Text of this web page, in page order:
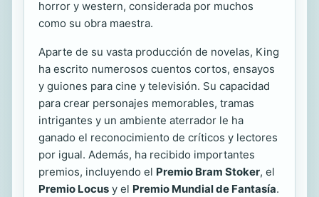
horror y western, considerada por muchos
como su obra maestra.
Aparte de su vasta producción de novelas, King
ha escrito numerosos cuentos cortos, ensayos
y guiones para cine y televisión. Su capacidad
para crear personajes memorables, tramas
intrigantes y un ambiente aterrador le ha
ganado el reconocimiento de críticos y lectores
por igual. Además, ha recibido importantes
premios, incluyendo el Premio Bram Stoker, el
Premio Locus y el Premio Mundial de Fantasía.